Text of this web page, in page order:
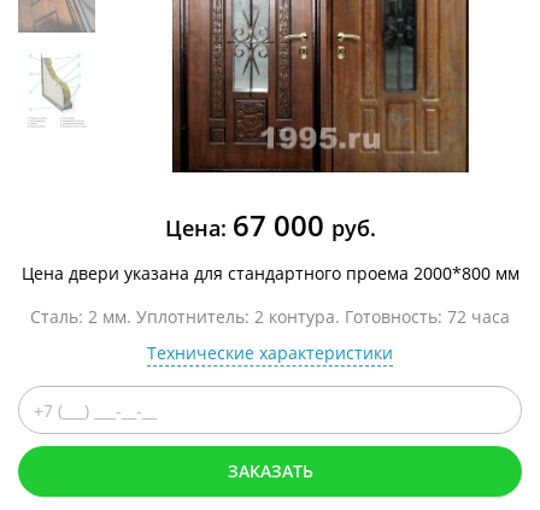
Цена: 67 000 руб.
Цена двери указана для стандартного проема 2000*800 мм
Сталь: 2 мм. Уплотнитель: 2 контура. Готовность: 72 часа
Технические характеристики
ЗАКАЗАТЬ